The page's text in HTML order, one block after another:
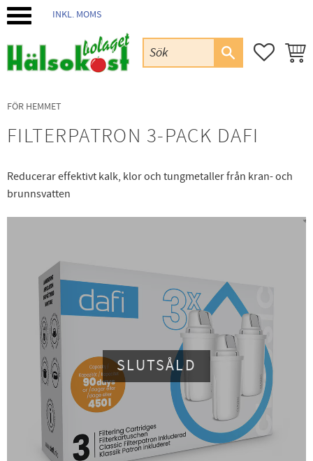
INKL. MOMS
FÖR HEMMET
FILTERPATRON 3-PACK DAFI
Reducerar effektivt kalk, klor och tungmetaller från kran- och
brunnsvatten
SLUTSÅLD